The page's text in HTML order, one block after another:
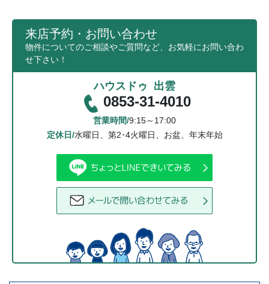
来店予約・お問い合わせ
物件についてのご相談やご質問など、お気軽にお問い合わ
せ下さい！
ハウスドゥ 出雲
0853-31-4010
営業時間/9:15～17:00
定休日/水曜日、第2･4火曜日、お盆、年末年始